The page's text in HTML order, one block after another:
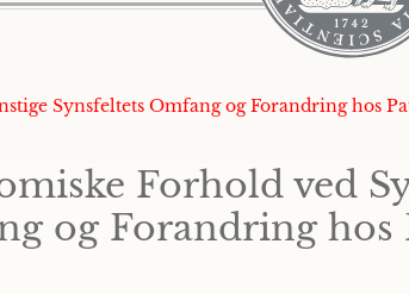
Synsfeltets Omfang og Forandring hos
Forhold ved
og Forandring hos